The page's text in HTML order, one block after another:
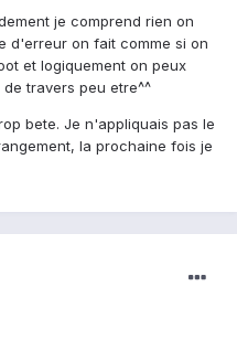
je comprend rien on
d'erreur on fait comme si on
et logiquement on peux
travers peu etre^^
bete. Je n'appliquais pas le
la prochaine fois je